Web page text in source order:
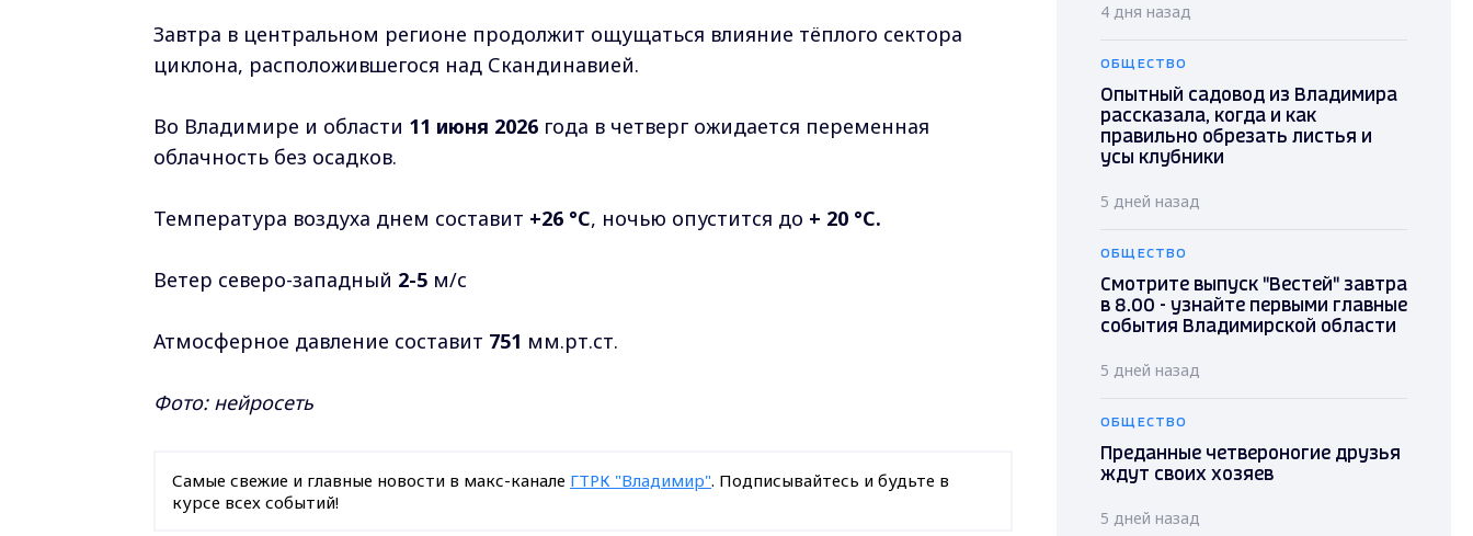
Завтра в центральном регионе продолжит ощущаться влияние тёплого сектора
циклона, расположившегося над Скандинавией.
Во Владимире и области 11 июня 2026 года в четверг ожидается переменная
облачность без осадков.
Температура воздуха днем составит +26 °С, ночью опустится до + 20 °С.
Ветер северо-западный 2-5 м/с
Атмосферное давление составит 751 мм.рт.ст.
Фото: нейросеть
Самые свежие и главные новости в макс-канале ГТРК "Владимир". Подписывайтесь и будьте в
курсе всех событий!
4 дня назад
ОБЩЕСТВО
Опытный садовод из Владимира
рассказала, когда и как
правильно обрезать листья и
усы клубники
5 дней назад
ОБЩЕСТВО
Смотрите выпуск "Вестей" завтра
в 8.00 - узнайте первыми главные
события Владимирской области
5 дней назад
ОБЩЕСТВО
Преданные четвероногие друзья
ждут своих хозяев
5 дней назад